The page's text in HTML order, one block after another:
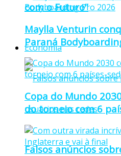
com o Futuro”
Economia
Falsos anúncios
Maylla Venturin
Paraná
Copa do Mundo
do torneio com 6